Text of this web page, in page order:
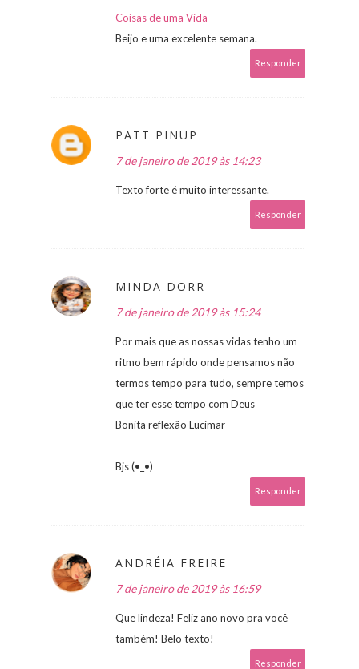
Coisas de uma Vida
Beijo e uma excelente semana.
Responder
PATT PINUP
7 de janeiro de 2019 às 14:23
Texto forte é muito interessante.
Responder
MINDA DORR
7 de janeiro de 2019 às 15:24
Por mais que as nossas vidas tenho um
ritmo bem rápido onde pensamos não
termos tempo para tudo, sempre temos
que ter esse tempo com Deus
Bonita reflexão Lucimar
Bjs (•_•)
Responder
ANDRÉIA FREIRE
7 de janeiro de 2019 às 16:59
Que lindeza! Feliz ano novo pra você
também! Belo texto!
Responder